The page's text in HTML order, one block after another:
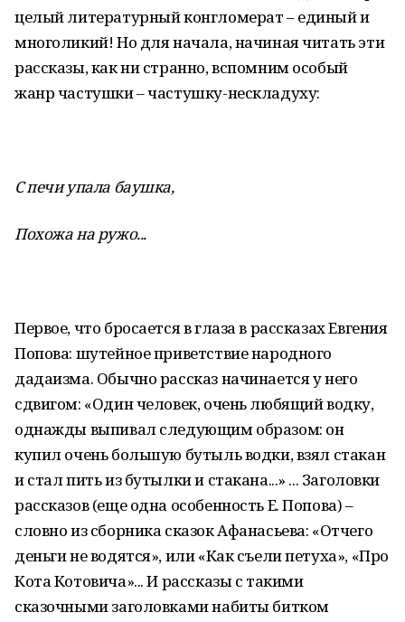
целый литературный конгломерат – единый и
многоликий! Но для начала, начиная читать эти
рассказы, как ни странно, вспомним особый
жанр частушки – частушку-нескладуху:
С печи упала баушка,
Похожа на ружо...
Первое, что бросается в глаза в рассказах Евгения
Попова: шутейное приветствие народного
дадаизма. Обычно рассказ начинается у него
сдвигом: «Один человек, очень любящий водку,
однажды выпивал следующим образом: он
купил очень большую бутыль водки, взял стакан
и стал пить из бутылки и стакана...» ... Заголовки
рассказов (еще одна особенность Е. Попова) –
словно из сборника сказок Афанасьева: «Отчего
деньги не водятся», или «Как съели петуха», «Про
Кота Котовича»... И рассказы с такими
сказочными заголовками набиты битком